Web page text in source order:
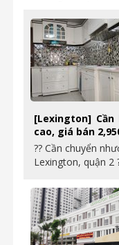
[Lexington]
cao, giá bán
?? Cần chuyển
Lexington, quận 2